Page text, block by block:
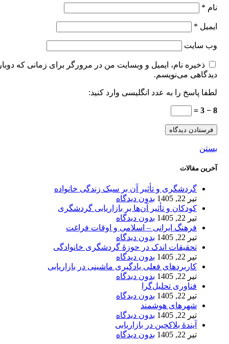
نام *
ایمیل *
وب‌ سایت
ذخیره نام، ایمیل و وبسایت من در مرورگر برای زمانی که
دیدگاهی می‌نویسم.
لطفا پاسخ را به عدد انگلیسی وارد کنید:
8 − 3 =
بستن
آخرین مقالات
گردشگری و تأثیر آن بر سبک زندگی خانواده
تیر 22, 1405
بدون دیدگاه
کودکان و تأثیر آن‌ها بر بازاریابی گردشگری
تیر 22, 1405
بدون دیدگاه
فرهنگ ایرانی – اسلامی و اوقات فراغت
تیر 22, 1405
بدون دیدگاه
تحقیقات اندک در حوزۀ گردشگری خانوادگی
تیر 22, 1405
بدون دیدگاه
کاربردهای فعلی یادگیری ماشینی در بازاریابی
تیر 22, 1405
بدون دیدگاه
فناوری تحلیل‌گرا
تیر 22, 1405
بدون دیدگاه
شهرهای هوشمند
تیر 22, 1405
بدون دیدگاه
آیندۀ بلاکچین در بازاریابی
تیر 22, 1405
بدون دیدگاه